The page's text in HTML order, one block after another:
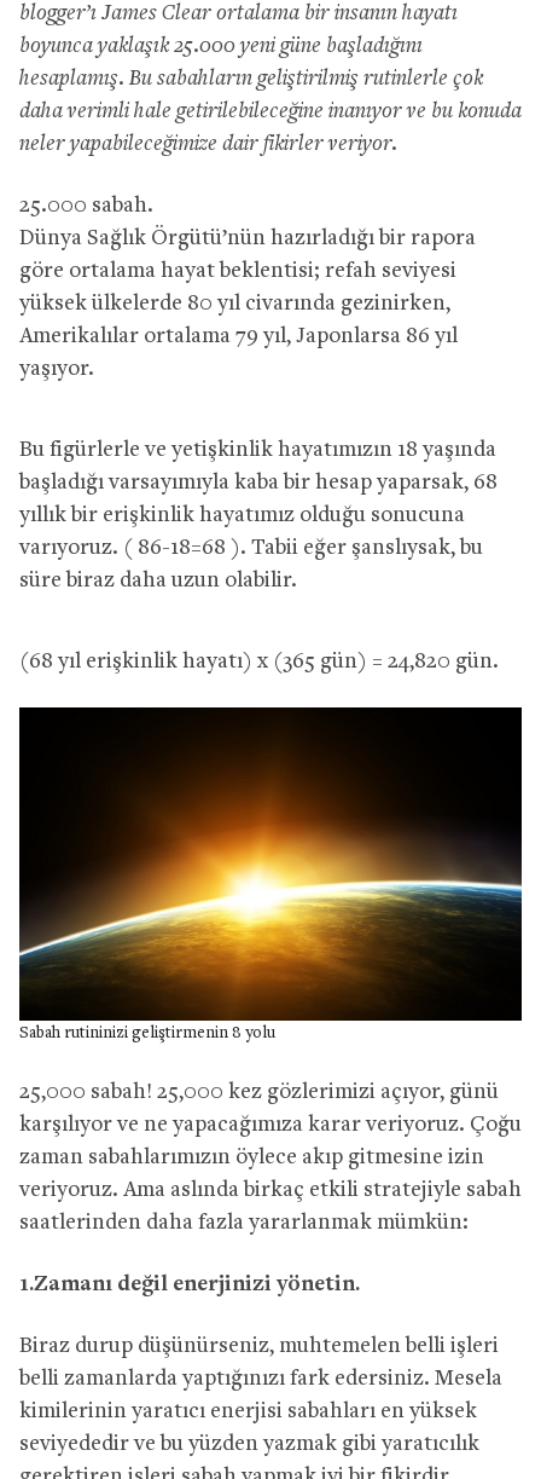
blogger’ı James Clear ortalama bir insanın hayatı
boyunca yaklaşık 25.000 yeni güne başladığını
hesaplamış. Bu sabahların geliştirilmiş rutinlerle çok
daha verimli hale getirilebileceğine inanıyor ve bu konuda
neler yapabileceğimize dair fikirler veriyor.
25.000 sabah.
Dünya Sağlık Örgütü’nün hazırladığı bir rapora
göre ortalama hayat beklentisi; refah seviyesi
yüksek ülkelerde 80 yıl civarında gezinirken,
Amerikalılar ortalama 79 yıl, Japonlarsa 86 yıl
yaşıyor.
Bu figürlerle ve yetişkinlik hayatımızın 18 yaşında
başladığı varsayımıyla kaba bir hesap yaparsak, 68
yıllık bir erişkinlik hayatımız olduğu sonucuna
varıyoruz. ( 86-18=68 ). Tabii eğer şanslıysak, bu
süre biraz daha uzun olabilir.
(68 yıl erişkinlik hayatı) x (365 gün) = 24,820 gün.
Sabah rutininizi geliştirmenin 8 yolu
25,000 sabah! 25,000 kez gözlerimizi açıyor, günü
karşılıyor ve ne yapacağımıza karar veriyoruz. Çoğu
zaman sabahlarımızın öylece akıp gitmesine izin
veriyoruz. Ama aslında birkaç etkili stratejiyle sabah
saatlerinden daha fazla yararlanmak mümkün:
1.Zamanı değil enerjinizi yönetin.
Biraz durup düşünürseniz, muhtemelen belli işleri
belli zamanlarda yaptığınızı fark edersiniz. Mesela
kimilerinin yaratıcı enerjisi sabahları en yüksek
seviyededir ve bu yüzden yazmak gibi yaratıcılık